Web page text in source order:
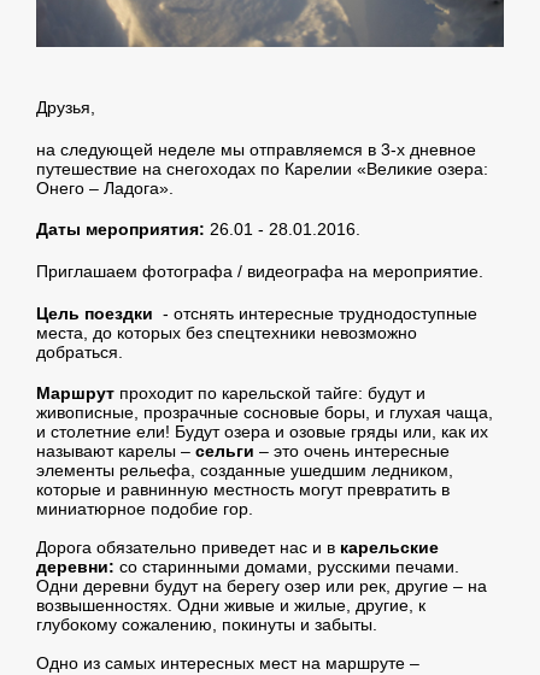
Друзья,
на следующей неделе мы отправляемся в 3-х дневное
путешествие на снегоходах по Карелии «Великие озера:
Онего – Ладога».
Даты мероприятия: 26.01 - 28.01.2016.
Приглашаем фотографа / видеографа на мероприятие.
Цель поездки - отснять интересные труднодоступные
места, до которых без спецтехники невозможно
добраться.
Маршрут проходит по карельской тайге: будут и
живописные, прозрачные сосновые боры, и глухая чаща,
и столетние ели! Будут озера и озовые гряды или, как их
называют карелы – сельги – это очень интересные
элементы рельефа, созданные ушедшим ледником,
которые и равнинную местность могут превратить в
миниатюрное подобие гор.
Дорога обязательно приведет нас и в карельские
деревни: со старинными домами, русскими печами.
Одни деревни будут на берегу озер или рек, другие – на
возвышенностях. Одни живые и жилые, другие, к
глубокому сожалению, покинуты и забыты.
Одно из самых интересных мест на маршруте –